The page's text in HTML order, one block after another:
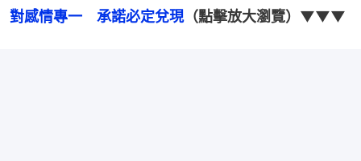
對感情專一　承諾必定兌現（點擊放大瀏覽）▼▼▼